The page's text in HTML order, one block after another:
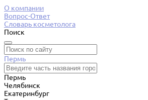
О компании
Вопрос-Ответ
Словарь косметолога
Поиск
Пермь
Пермь
Челябинск
Екатеринбург